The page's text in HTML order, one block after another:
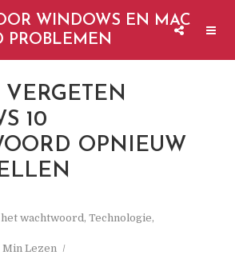
WINDOWS EN MAC
PROBLEMEN
10
OPNIEUW
wachtwoord, Technologie,
Min Lezen